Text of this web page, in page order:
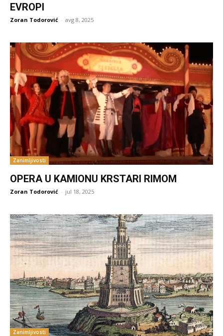
EVROPI
Zoran Todorović - avg 8, 2025
Zanimljivosti
OPERA U KAMIONU KRSTARI RIMOM
Zoran Todorović - jul 18, 2025
Zanimljivosti